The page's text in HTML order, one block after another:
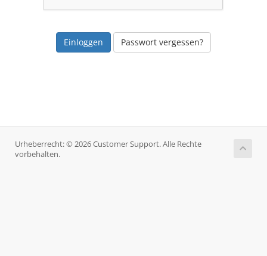
Passwort vergessen?
Urheberrecht: © 2026 Customer Support. Alle Rechte
vorbehalten.